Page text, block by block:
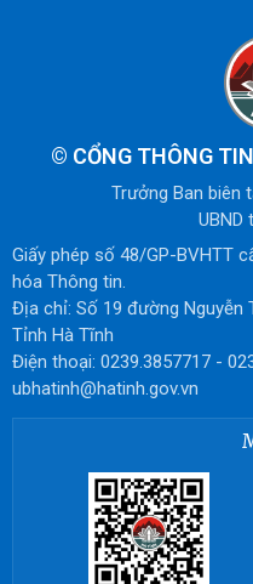
© CỔNG THÔNG
Trưởng Ban biên
UBND
Giấy phép số 48/GP-BVHTT
hóa Thông tin.
Địa chỉ: Số 19 đường Nguyễn
Tỉnh Hà Tĩnh
Điện thoại: 0239.3857717 -
ubhatinh@hatinh.gov.vn